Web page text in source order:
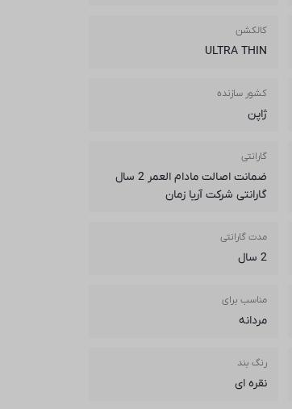
کالکشن
ULTRA THIN
کشور سازنده
ژاپن
گارانتی
ضمانت اصالت مادام العمر 2 سال
گارانتی شرکت آریا زمان
مدت گارانتی
2 سال
مناسب برای
مردانه
رنگ بند
نقره ای